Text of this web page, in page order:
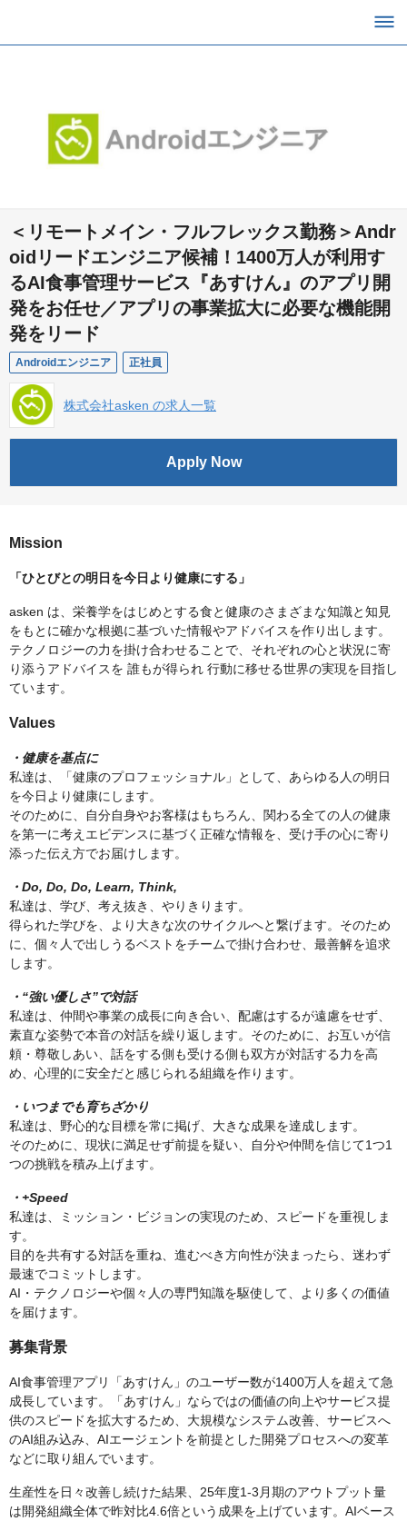
＜リモートメイン・フルフレックス勤務＞Andr
oidリードエンジニア候補！1400万人が利用す
るAI食事管理サービス『あすけん』のアプリ開
発をお任せ／アプリの事業拡大に必要な機能開
発をリード
Androidエンジニア 正社員
株式会社asken の求人一覧
Apply Now
Mission
「ひとびとの明日を今日より健康にする」
asken は、栄養学をはじめとする食と健康のさまざまな知識と知見
をもとに確かな根拠に基づいた情報やアドバイスを作り出します。
テクノロジーの力を掛け合わせることで、それぞれの心と状況に寄
り添うアドバイスを 誰もが得られ 行動に移せる世界の実現を目指し
ています。
Values
・健康を基点に
私達は、「健康のプロフェッショナル」として、あらゆる人の明日
を今日より健康にします。
そのために、自分自身やお客様はもちろん、関わる全ての人の健康
を第一に考えエビデンスに基づく正確な情報を、受け手の心に寄り
添った伝え方でお届けします。
・Do, Do, Do, Learn, Think,
私達は、学び、考え抜き、やりきります。
得られた学びを、より大きな次のサイクルへと繋げます。そのため
に、個々人で出しうるベストをチームで掛け合わせ、最善解を追求
します。
・“強い優しさ”で対話
私達は、仲間や事業の成長に向き合い、配慮はするが遠慮をせず、
素直な姿勢で本音の対話を繰り返します。そのために、お互いが信
頼・尊敬しあい、話をする側も受ける側も双方が対話する力を高
め、心理的に安全だと感じられる組織を作ります。
・いつまでも育ちざかり
私達は、野心的な目標を常に掲げ、大きな成果を達成します。
そのために、現状に満足せず前提を疑い、自分や仲間を信じて1つ1
つの挑戦を積み上げます。
・+Speed
私達は、ミッション・ビジョンの実現のため、スピードを重視しま
す。
目的を共有する対話を重ね、進むべき方向性が決まったら、迷わず
最速でコミットします。
AI・テクノロジーや個々人の専門知識を駆使して、より多くの価値
を届けます。
募集背景
AI食事管理アプリ「あすけん」のユーザー数が1400万人を超えて急
成長しています。「あすけん」ならではの価値の向上やサービス提
供のスピードを拡大するため、大規模なシステム改善、サービスへ
のAI組み込み、AIエージェントを前提とした開発プロセスへの変革
などに取り組んでいます。
生産性を日々改善し続けた結果、25年度1-3月期のアウトプット量
は開発組織全体で昨対比4.6倍という成果を上げています。AIベース